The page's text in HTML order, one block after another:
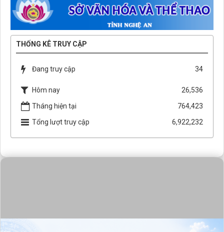
THỐNG KÊ TRUY CẬP
Đang truy cập 34
Hôm nay
26,536
Tháng hiện tại
764,423
Tổng lượt truy cập
6,922,232